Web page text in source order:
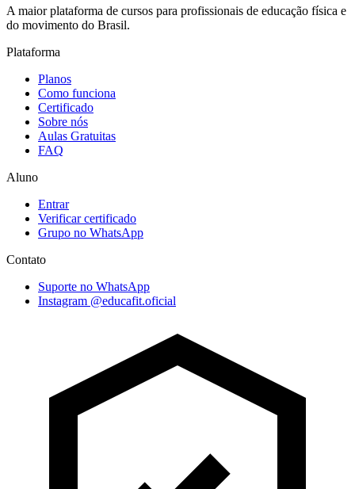
A maior plataforma de cursos para profissionais de educação física e
do movimento do Brasil.
Plataforma
Planos
Como funciona
Certificado
Sobre nós
Aulas Gratuitas
FAQ
Aluno
Entrar
Verificar certificado
Grupo no WhatsApp
Contato
Suporte no WhatsApp
Instagram @educafit.oficial